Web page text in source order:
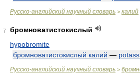
Русско-английский научный словарь > калий
7
бромноватистокислый
hypobromite
бромноватистокислый калий —
Русско-английский научный словарь >